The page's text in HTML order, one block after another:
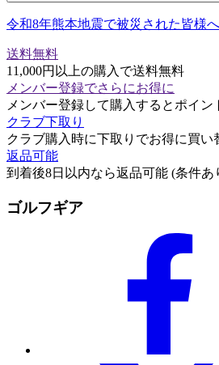
令和8年熊本地震で被災された皆様
送料無料
11,000円以上の購入で送料無料
メンバー登録でさらにお得に
メンバー登録して購入するとポイン
クラブ下取り
クラブ購入時に下取りでお得に買い
返品可能
到着後8日以内なら返品可能 (条件あ
ゴルフギア